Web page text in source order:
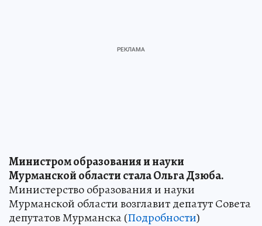
Министром образования и науки
Мурманской области стала Ольга Дзюба.
Министерство образования и науки
Мурманской области возглавит депатут Совета
депутатов Мурманска (Подробности)